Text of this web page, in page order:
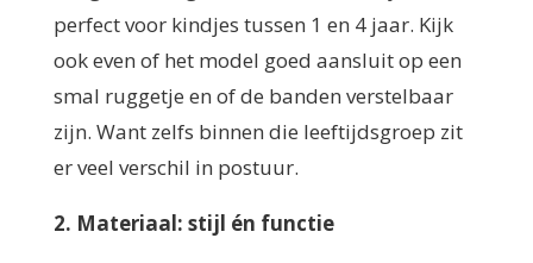
perfect voor kindjes tussen 1 en 4 jaar. Kijk
ook even of het model goed aansluit op een
smal ruggetje en of de banden verstelbaar
zijn. Want zelfs binnen die leeftijdsgroep zit
er veel verschil in postuur.
2. Materiaal: stijl én functie